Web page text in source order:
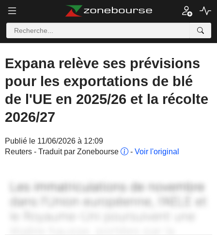
Expana relève ses prévisions
pour les exportations de blé
de l'UE en 2025/26 et la récolte
2026/27
Publié le 11/06/2026 à 12:09
Reuters - Traduit par Zonebourse
- Voir l'original